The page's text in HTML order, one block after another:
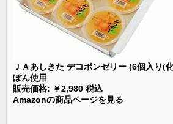
ＪＡあしきた デコポンゼリー (6個入り(
ぽん使用
販売価格: ￥2,980 税込
Amazonの商品ページを見る